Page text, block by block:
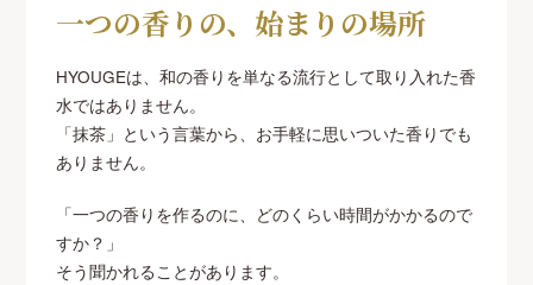
一つの香りの、始まりの場所
HYOUGEは、和の香りを単なる流行として取り入れた香
水ではありません。
「抹茶」という言葉から、お手軽に思いついた香りでも
ありません。
「一つの香りを作るのに、どのくらい時間がかかるので
すか？」
そう聞かれることがあります。